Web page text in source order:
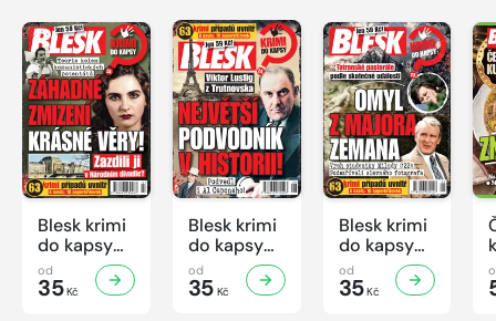
Blesk krimi
do kapsy
č.7/2026
od
35Kč
Blesk krimi
do kapsy
č.6/2026
od
35Kč
Blesk krimi
do kapsy
č.5/2026
od
35Kč